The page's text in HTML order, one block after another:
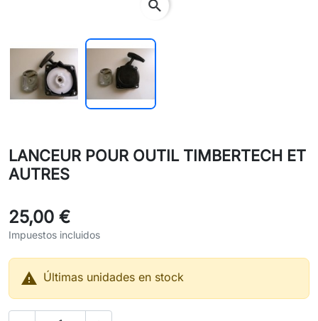
LANCEUR POUR OUTIL TIMBERTECH ET
AUTRES
25,00 €
Impuestos incluidos
 Últimas unidades en stock